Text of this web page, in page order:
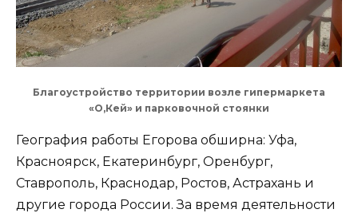
Благоустройство территории возле гипермаркета
«О,Кей» и парковочной стоянки
География работы Егорова обширна: Уфа,
Красноярск, Екатеринбург, Оренбург,
Ставрополь, Краснодар, Ростов, Астрахань и
другие города России. За время деятельности